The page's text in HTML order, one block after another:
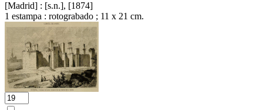
[Madrid] : [s.n.], [1874]
1 estampa : rotograbado ; 11 x 21 cm.